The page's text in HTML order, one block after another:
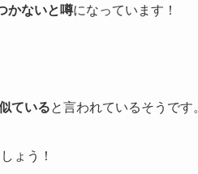
かないと噂になっています！
ていると言われているそうです。
ょう！